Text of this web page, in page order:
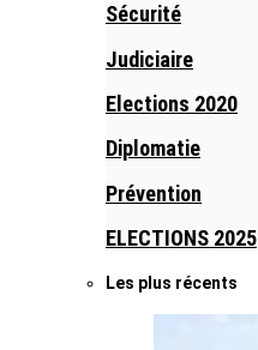
Sécurité
Judiciaire
Elections 2020
Diplomatie
Prévention
ELECTIONS 2025
Les plus récents